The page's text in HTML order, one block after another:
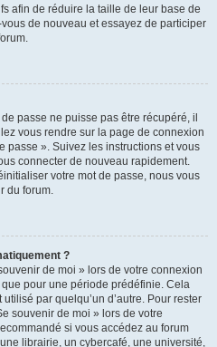
afin de réduire la taille de leur base de
de nouveau et essayez de participer
passe ne puisse pas être récupéré, il
vous rendre sur la page de connexion
passe ». Suivez les instructions et vous
connecter de nouveau rapidement.
votre mot de passe, nous vous
du forum.
?
de moi » lors de votre connexion
pour une période prédéfinie. Cela
par quelqu’un d’autre. Pour rester
souvenir de moi » lors de votre
si vous accédez au forum
librairie, un cybercafé, une université,